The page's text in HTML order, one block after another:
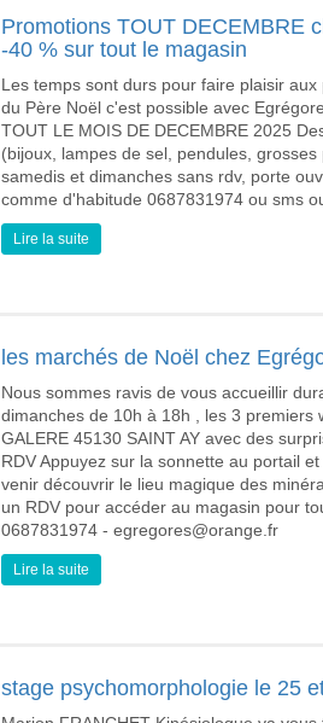
Promotions TOUT DECEMBRE
-40 % sur tout le magasin
Les temps sont durs pour faire plaisir
du Père Noël c'est possible avec
TOUT LE MOIS DE DECEMBRE 2025
(bijoux, lampes de sel, pendules,
samedis et dimanches sans rdv, porte
comme d'habitude 0687831974 ou sms
Lire la suite
les marchés de Noël chez
Nous sommes ravis de vous accueillir
dimanches de 10h à 18h , les 3 premiers
GALERE 45130 SAINT AY avec des
RDV Appuyez sur la sonnette au portail
venir découvrir le lieu magique des
un RDV pour accéder au magasin pour
0687831974 - egregores@orange.fr
Lire la suite
stage psychomorphologie le 25